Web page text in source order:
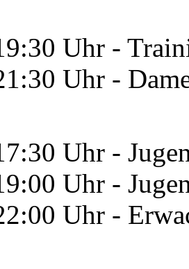
Uhr -
Uhr -
Uhr -
Uhr -
Uhr -